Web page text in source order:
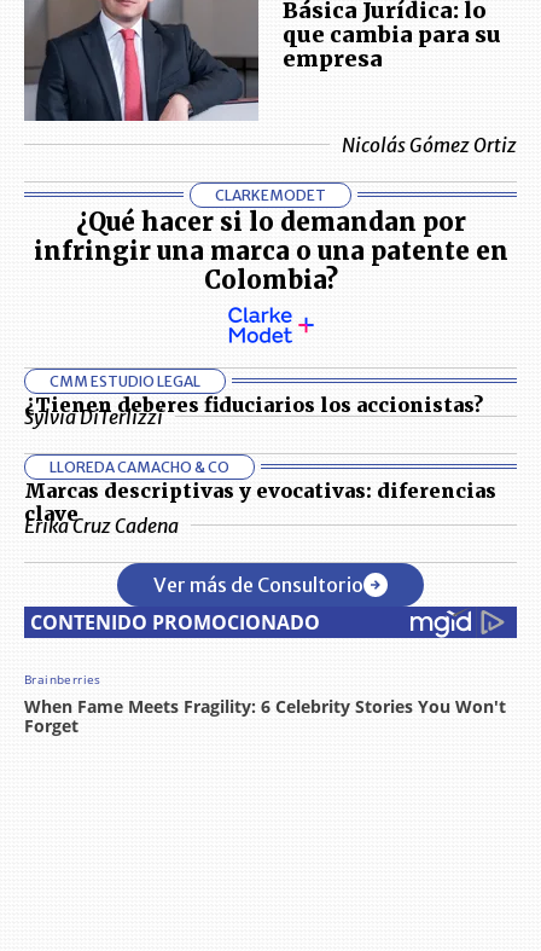
Básica Jurídica: lo
que cambia para su
empresa
Nicolás Gómez Ortiz
CLARKEMODET
¿Qué hacer si lo demandan por
infringir una marca o una patente en
Colombia?
CMM ESTUDIO LEGAL
¿Tienen deberes fiduciarios los accionistas?
Sylvia DiTerlizzi
LLOREDA CAMACHO & CO
Marcas descriptivas y evocativas: diferencias
clave
Erika Cruz Cadena
Ver más de Consultorio